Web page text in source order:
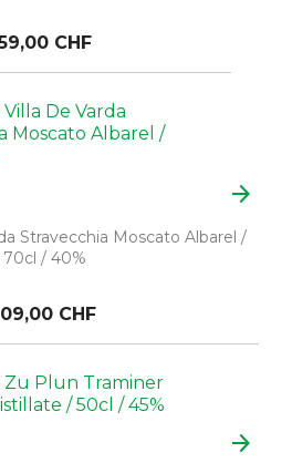
CHF
arrow_forward
Stravecchia Moscato Albarel /
70cl / 40%
CHF
arrow_forward